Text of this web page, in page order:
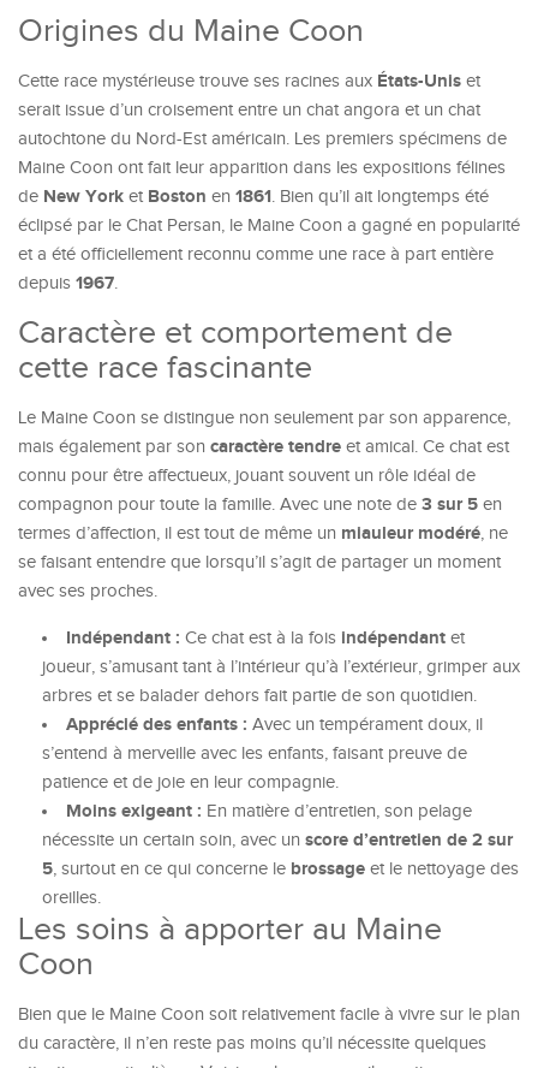
Origines du Maine Coon
Cette race mystérieuse trouve ses racines aux États-Unis et
serait issue d’un croisement entre un chat angora et un chat
autochtone du Nord-Est américain. Les premiers spécimens de
Maine Coon ont fait leur apparition dans les expositions félines
de New York et Boston en 1861. Bien qu’il ait longtemps été
éclipsé par le Chat Persan, le Maine Coon a gagné en popularité
et a été officiellement reconnu comme une race à part entière
depuis 1967.
Caractère et comportement de
cette race fascinante
Le Maine Coon se distingue non seulement par son apparence,
mais également par son caractère tendre et amical. Ce chat est
connu pour être affectueux, jouant souvent un rôle idéal de
compagnon pour toute la famille. Avec une note de 3 sur 5 en
termes d’affection, il est tout de même un miauleur modéré, ne
se faisant entendre que lorsqu’il s’agit de partager un moment
avec ses proches.
Indépendant : Ce chat est à la fois indépendant et
joueur, s’amusant tant à l’intérieur qu’à l’extérieur, grimper aux
arbres et se balader dehors fait partie de son quotidien.
Apprécié des enfants : Avec un tempérament doux, il
s’entend à merveille avec les enfants, faisant preuve de
patience et de joie en leur compagnie.
Moins exigeant : En matière d’entretien, son pelage
nécessite un certain soin, avec un score d’entretien de 2 sur
5, surtout en ce qui concerne le brossage et le nettoyage des
oreilles.
Les soins à apporter au Maine
Coon
Bien que le Maine Coon soit relativement facile à vivre sur le plan
du caractère, il n’en reste pas moins qu’il nécessite quelques